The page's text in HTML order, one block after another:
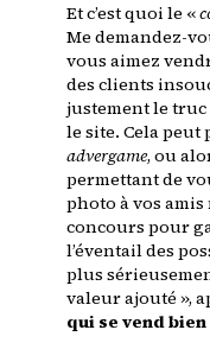
Et c’est quoi le «
Me demandez-
vous aimez
des clients
justement le
le site. Cela peut
advergame, ou
permettant de
photo à vos amis
concours pour
l’éventail des
plus
valeur ajouté »,
qui se vend